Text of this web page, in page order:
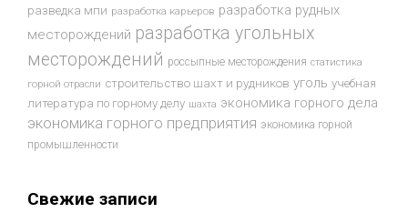
разведка мпи разработка карьеров разработка рудных
месторождений разработка угольных
месторождений россыпные месторождения статистика
горной отрасли строительство шахт и рудников уголь учебная
литература по горному делу шахта экономика горного дела
экономика горного предприятия экономика горной
промышленности
Свежие записи